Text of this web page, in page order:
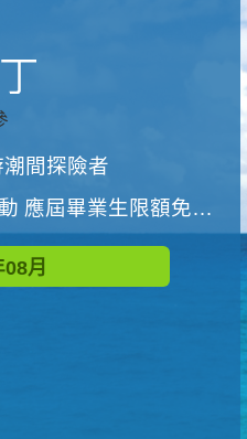
間探險者
屆畢業生限額免費參加
月